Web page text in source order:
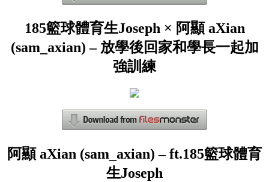
185籃球體育生Joseph × 阿顯 aXian
(sam_axian) – 放學後回家和學長一起加
強訓練
阿顯 aXian (sam_axian) – ft.185籃球體育
生Joseph